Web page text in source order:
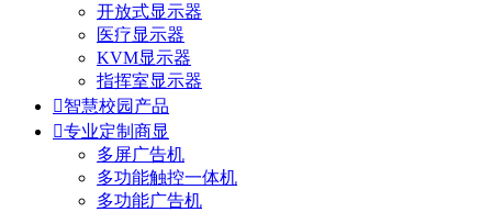
开放式显示器
医疗显示器
KVM显示器
指挥室显示器
智慧校园产品
专业定制商显
多屏广告机
多功能触控一体机
多功能广告机